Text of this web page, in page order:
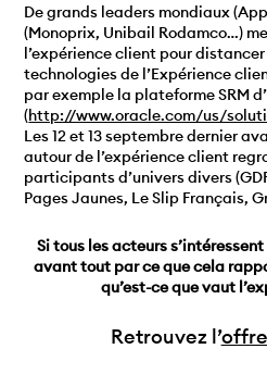
De grands leaders mondiaux
(Monoprix, Unibail Rodamco…)
l’expérience client pour
technologies de l’Expérience
par exemple la plateforme SRM
(http://www.oracle.com/us/
Les 12 et 13 septembre dernier
autour de l’expérience client
participants d’univers divers
Pages Jaunes, Le Slip Français,
Si tous les acteurs
avant tout par ce que cela
qu’est-ce que vaut
Retrouvez l’